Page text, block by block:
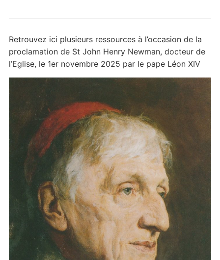
Retrouvez ici plusieurs ressources à l’occasion de la
proclamation de St John Henry Newman, docteur de
l’Eglise, le 1er novembre 2025 par le pape Léon XIV